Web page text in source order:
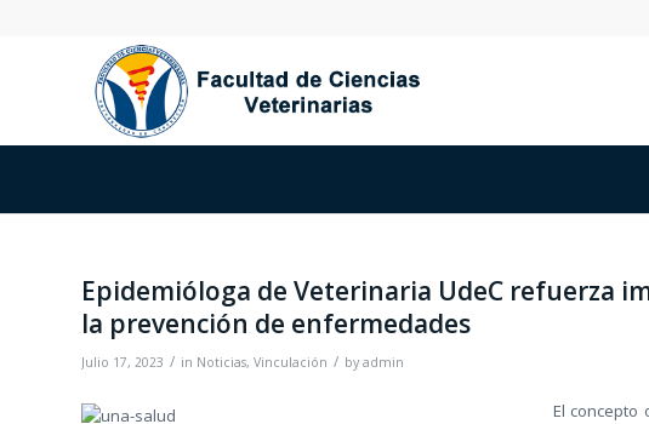
Epidemióloga de Veterinaria UdeC refuerza
la prevención de enfermedades
Julio 17, 2023 / in Noticias, Vinculación / by admin
El concepto